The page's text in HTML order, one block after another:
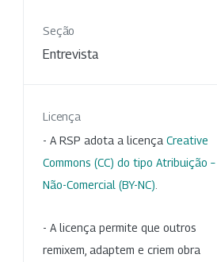
Seção
Entrevista
Licença
- A RSP adota a licença Creative
Commons (CC) do tipo Atribuição –
Não-Comercial (BY-NC)
- A licença permite que outros
remixem, adaptem e criem obra